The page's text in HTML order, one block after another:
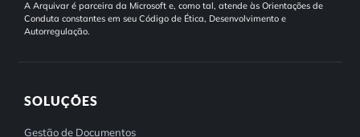
A Arquivar é parceira da Microsoft e, como tal, atende às Orientações de
Conduta constantes em seu Código de Ética, Desenvolvimento e
Autorregulação.
SOLUÇÕES
Gestão de Documentos